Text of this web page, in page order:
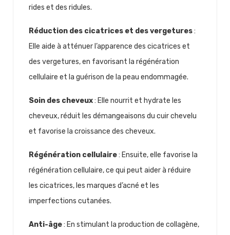
rides et des ridules.
Réduction des cicatrices et des vergetures:
Elle aide à atténuer l’apparence des cicatrices et
des vergetures, en favorisant la régénération
cellulaire et la guérison de la peau endommagée.
Soin des cheveux: Elle nourrit et hydrate les
cheveux, réduit les démangeaisons du cuir chevelu
et favorise la croissance des cheveux.
Régénération cellulaire: Ensuite, elle favorise la
régénération cellulaire, ce qui peut aider à réduire
les cicatrices, les marques d’acné et les
imperfections cutanées.
Anti-âge: En stimulant la production de collagène,